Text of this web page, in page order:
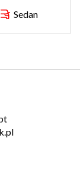
Sedan